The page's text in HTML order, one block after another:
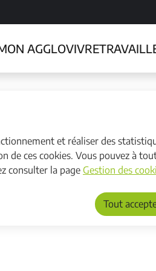
et réaliser des
de ces cookies. Vous pouvez à
consulter la pageGestion des
Tout
le plan du site
principal
AGGLOVIVRE